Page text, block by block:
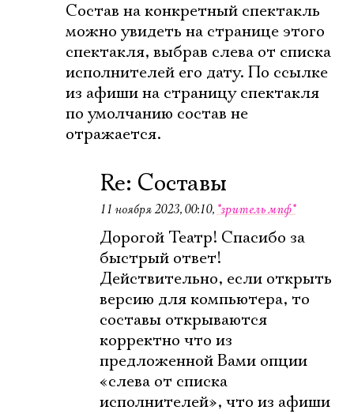
Состав на конкретный спектакль
можно увидеть на странице этого
спектакля, выбрав слева от списка
исполнителей его дату. По ссылке
из афиши на страницу спектакля
по умолчанию состав не
отражается.
Re: Составы
11 ноября 2023, 00:10, *зритель мпф*
Дорогой Театр! Спасибо за
быстрый ответ!
Действительно, если открыть
версию для компьютера, то
составы открываются
корректно что из
предложенной Вами опции
«слева от списка
исполнителей», что из афиши
Электропочта
Ознакомиться